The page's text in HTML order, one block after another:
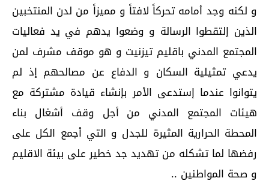
و لكنه وجد أمامه تحركاً لافتاً و مميزاً من لدن المنتخبين
الذين إلتقطوا الرسالة و وضعوا يدهم في يد فعاليات
المجتمع المدني باقليم تيزنيت و هو موقف مشرف لمن
يدعي تمثيلية السكان و الدفاع عن مصالحهم إذ لم
يتوانوا عندما إستدعى الأمر بإنشاء قيادة مشتركة مع
هيئات المجتمع المدني من أجل وقف أشغال بناء
المحطة الحرارية المثيرة للجدل و التي أجمع الكل على
رفضها لما تشكله من تهديد جد خطير على بيئة الاقليم
و صحة المواطنين ..